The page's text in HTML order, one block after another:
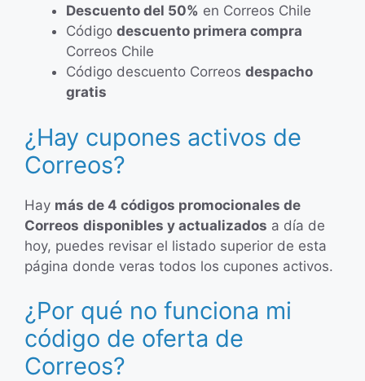
Descuento del 50% en Correos Chile
Código descuento primera compra
Correos Chile
Código descuento Correos despacho
gratis
¿Hay cupones activos de
Correos?
Hay más de 4 códigos promocionales de
Correos disponibles y actualizados a día de
hoy, puedes revisar el listado superior de esta
página donde veras todos los cupones activos.
¿Por qué no funciona mi
código de oferta de
Correos?